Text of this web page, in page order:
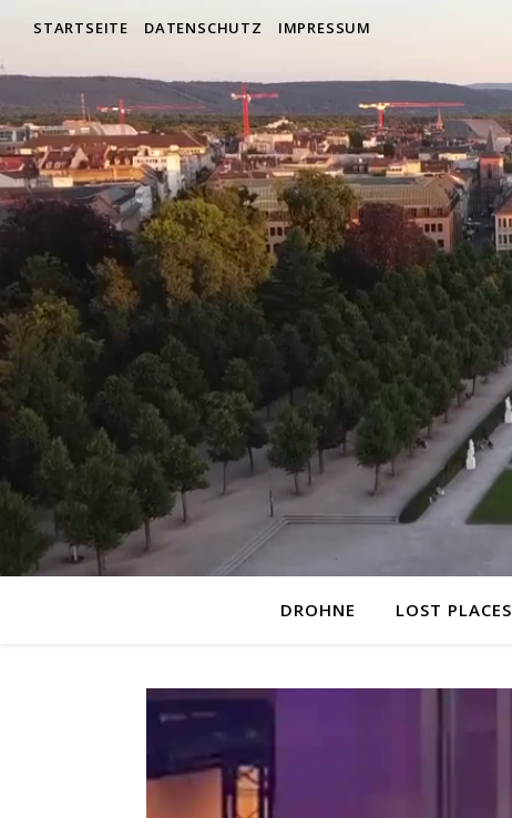
STARTSEITE DATENSCHUTZ IMPRESSUM
DROHNE LOST PLACES